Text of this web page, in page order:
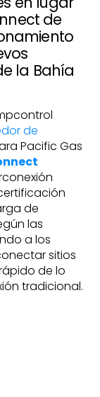
de
la Bahía
de
Pacific Gas
de
las
a los
sitios
de lo
tradicional.